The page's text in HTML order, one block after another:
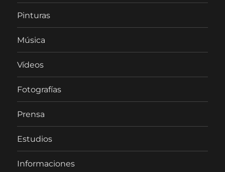
Pinturas
Música
Vídeos
Fotografías
Prensa
Estudios
Informaciones